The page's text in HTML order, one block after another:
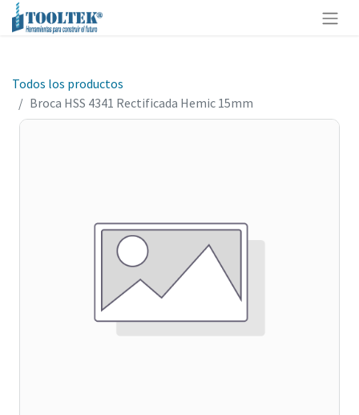
Todos los productos
Broca HSS 4341 Rectificada Hemic 15mm